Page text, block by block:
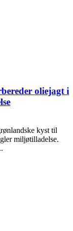
oliejagt i
kyst til
miljøtilladelse.